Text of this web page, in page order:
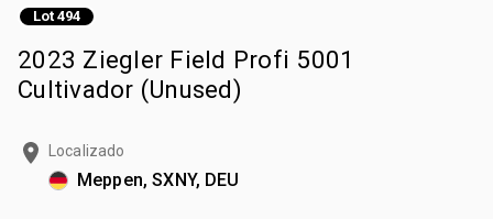
Lot 494
2023 Ziegler Field Profi 5001
Cultivador (Unused)
Localizado
Meppen, SXNY, DEU